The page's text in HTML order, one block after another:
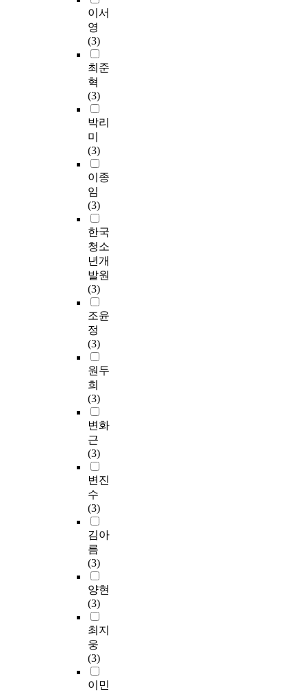
이서
영
(3)
최준
혁
(3)
박리
미
(3)
이종
임
(3)
한국
청소
년개
발원
(3)
조윤
정
(3)
원두
희
(3)
변화
근
(3)
변진
수
(3)
김아
름
(3)
양현
(3)
최지
웅
(3)
이민